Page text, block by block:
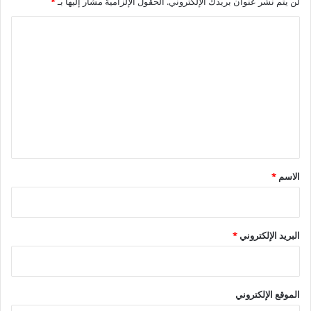
المستدامة.
*
الاسم *
البريد الإلكتروني*
الموقع الإلكتروني